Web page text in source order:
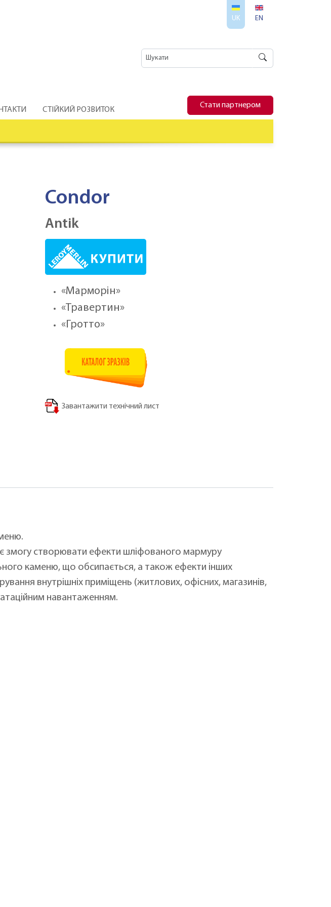
UK EN
СТІЙКИЙ РОЗВИТОК
Стати партнером
Condor
Antik
«Марморін»
«Травертин»
«Гротто»
Завантажити технічний лист
змогу створювати ефекти шліфованого мармуру
каменю, що обсипається, а також ефекти інших
внутрішніх приміщень (житлових, офісних, магазинів,
навантаженням.